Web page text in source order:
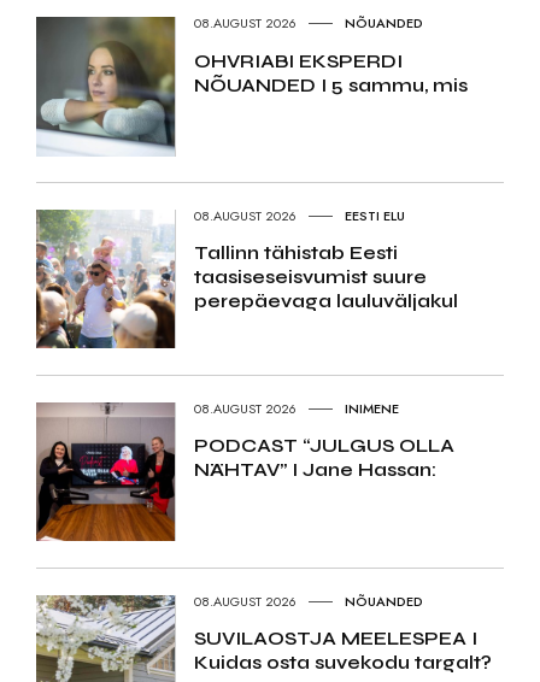
08.AUGUST 2026 NÕUANDED
OHVRIABI EKSPERDI
NÕUANDED I 5 sammu, mis
08.AUGUST 2026 EESTI ELU
Tallinn tähistab Eesti
taasiseseisvumist suure
perepäevaga lauluväljakul
08.AUGUST 2026 INIMENE
PODCAST “JULGUS OLLA
NÄHTAV” I Jane Hassan:
08.AUGUST 2026 NÕUANDED
SUVILAOSTJA MEELESPEA I
Kuidas osta suvekodu targalt?